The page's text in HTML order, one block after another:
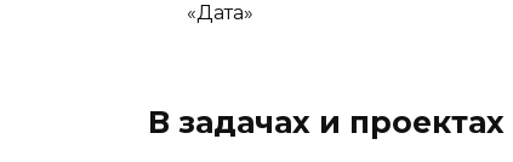
«Дата»
В задачах и проектах